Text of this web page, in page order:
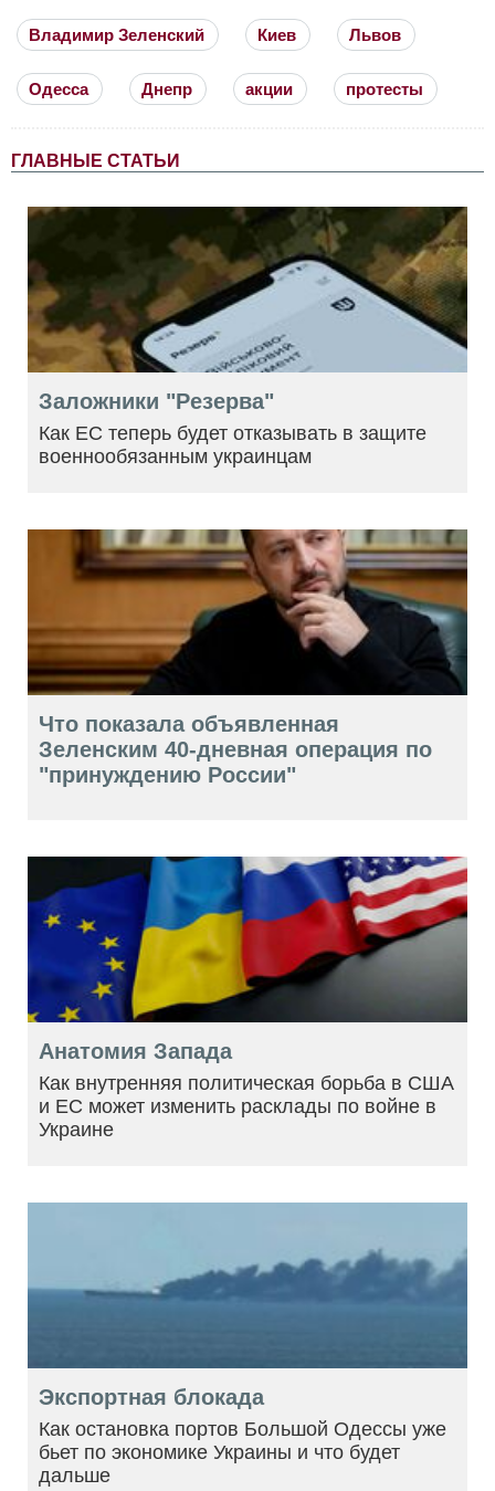
Владимир Зеленский Киев Львов
Одесса Днепр акции протесты
ГЛАВНЫЕ СТАТЬИ
Заложники "Резерва"
Как ЕС теперь будет отказывать в защите
военнообязанным украинцам
Что показала объявленная
Зеленским 40-дневная операция по
"принуждению России"
Анатомия Запада
Как внутренняя политическая борьба в США
и ЕС может изменить расклады по войне в
Украине
Экспортная блокада
Как остановка портов Большой Одессы уже
бьет по экономике Украины и что будет
дальше